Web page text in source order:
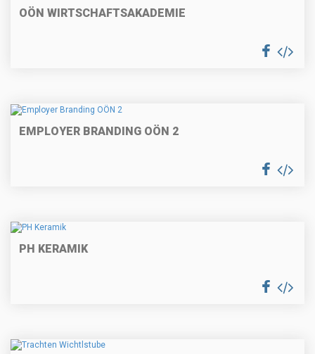
OÖN WIRTSCHAFTSAKADEMIE
EMPLOYER BRANDING OÖN 2
PH KERAMIK